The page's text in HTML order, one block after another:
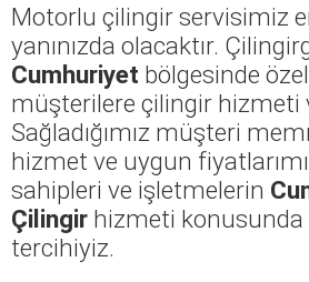
Motorlu çilingir servisimiz
yanınızda olacaktır.
Cumhuriyet bölgesinde
müşterilere çilingir hizmeti
Sağladığımız müşteri
hizmet ve uygun
sahipleri ve işletmelerin
Çilingir hizmeti konusunda
tercihiyiz.